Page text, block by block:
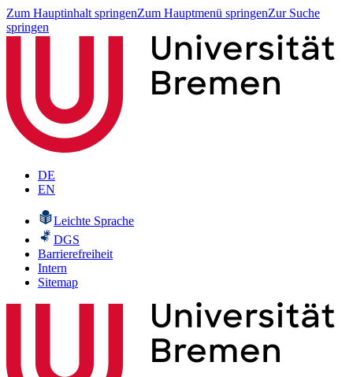
Zum Hauptinhalt springenZum Hauptmenü springenZur Suche
springen
DE
EN
Leichte Sprache
DGS
Barrierefreiheit
Intern
Sitemap